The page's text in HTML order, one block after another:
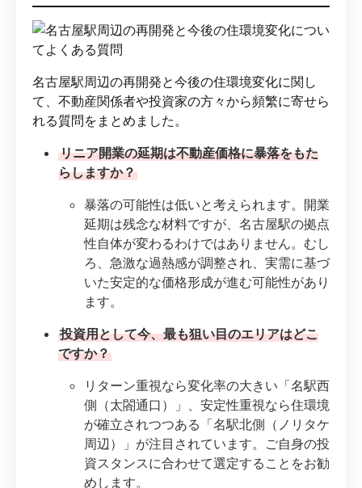
名古屋駅周辺の再開発と今後の住環境変化に関し
て、不動産関係者や投資家の方々から頻繁に寄せら
れる質問をまとめました。
リニア開業の延期は不動産価格に暴落をもた
らしますか？
暴落の可能性は低いと考えられます。開業
延期は残念な材料ですが、名古屋駅の拠点
性自体が変わるわけではありません。むし
ろ、急激な過熱感が調整され、実需に基づ
いた安定的な価格形成が進む可能性があり
ます。
投資用として今、最も狙い目のエリアはどこ
ですか？
リターン重視なら変化率の大きい「名駅西
側（太閤通口）」、安定性重視なら住環境
が確立されつつある「名駅北側（ノリタケ
周辺）」が注目されています。ご自身の投
資スタンスに合わせて選定することをお勧
めします。